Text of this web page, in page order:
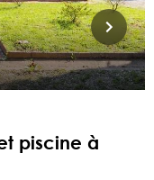
piscine à